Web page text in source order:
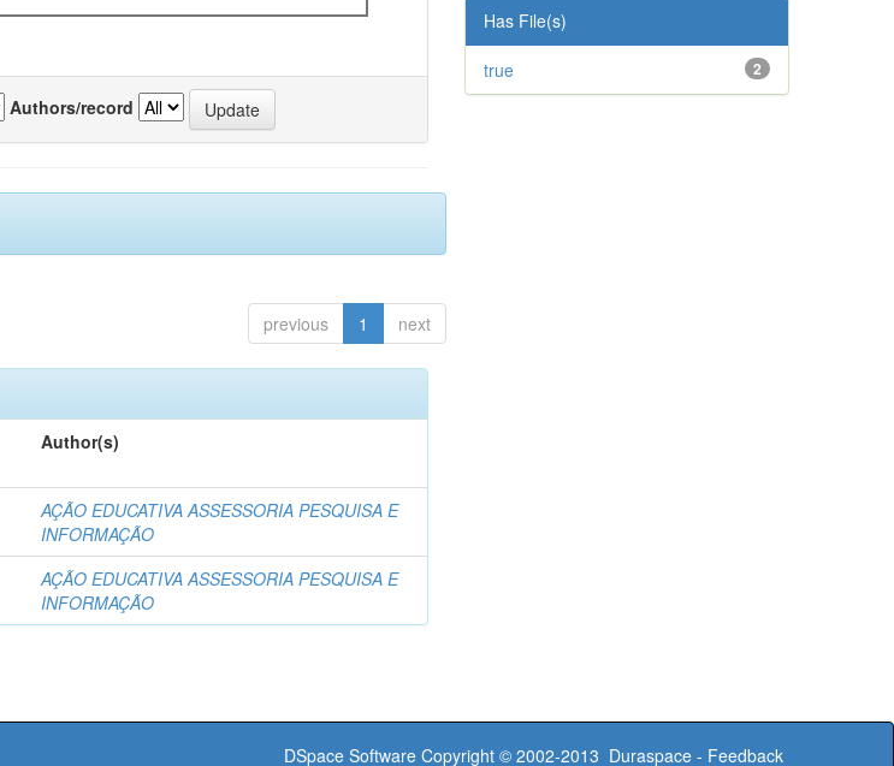
Authors/record
previous 1 next
Author(s)
AÇÃO EDUCATIVA ASSESSORIA PESQUISA E
INFORMAÇÃO
AÇÃO EDUCATIVA ASSESSORIA PESQUISA E
INFORMAÇÃO
Has File(s)
2
true
DSpace Software Copyright © 2002-2013 Duraspace - Feedback